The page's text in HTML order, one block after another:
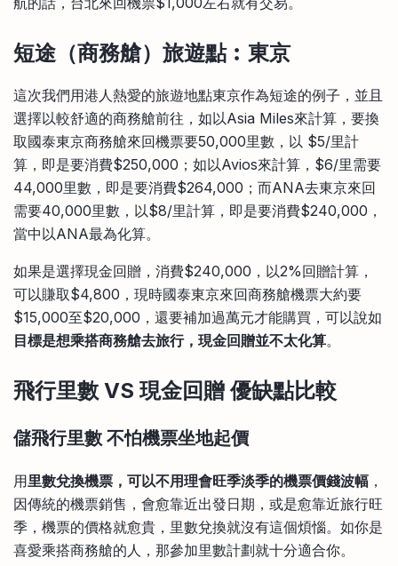
短途（商務艙） 旅遊點︰東京
這次我們用港人熱愛的旅遊地點東京作為短途的例子，並且
選擇以較舒適的商務艙前往，如以Asia Miles來計算，要換
取國泰東京商務艙來回機票要50,000里數，以 $5/里計
算，即是要消費$250,000；如以Avios來計算，$6/里需要
44,000里數，即是要消費$264,000；而ANA去東京來回
需要40,000里數，以$8/里計算，即是要消費$240,000，
當中以ANA最為化算。
如果是選擇現金回贈，消費$240,000，以2%回贈計算，
可以賺取$4,800，現時國泰東京來回商務艙機票大約要
$15,000至$20,000，還要補加過萬元才能購買，可以說如
目標是想乘搭商務艙去旅行，現金回贈並不太化算。
飛行里數 VS現金回贈 優缺點比較
儲飛行里數 不怕機票坐地起價
用里數兌換機票，可以不用理會旺季淡季的機票價錢波幅 ，
因傳統的機票銷售，會愈靠近出發日期，或是愈靠近旅行旺
季，機票的價格就愈貴，里數兌換就沒有這個煩惱。如你是
喜愛乘搭商務艙的人，那參加里數計劃就十分適合你。